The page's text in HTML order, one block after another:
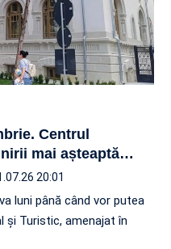
Centrul
mai așteaptă…
20:01
luni până când vor putea
și Turistic, amenajat în